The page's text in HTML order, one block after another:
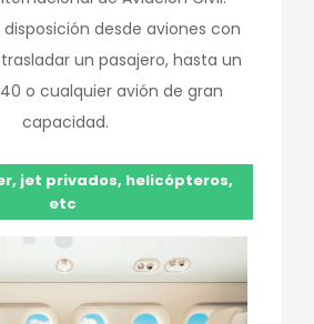
desde aviones con
un pasajero, hasta un
o cualquier avión de gran
capacidad.
jet privados, helicópteros,
etc